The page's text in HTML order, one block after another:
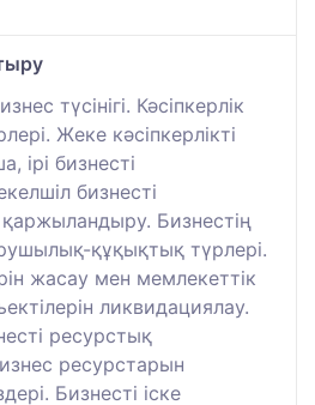
түсінігі. Кәсіпкерлік
Жеке кәсіпкерлікті
ірі бизнесті
бизнесті
Бизнестің
құқықтық түрлері.
жасау мен мемлекеттік
ликвидациялау.
ресурстық
ресурстарын
Бизнесті іске